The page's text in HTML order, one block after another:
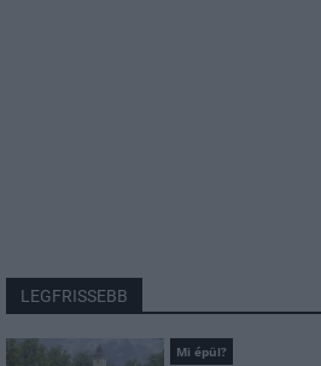
LEGFRISSEBB
Mi épül?